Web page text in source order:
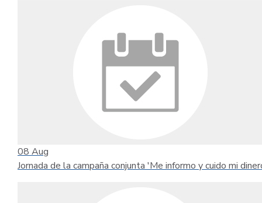
08 Aug
Jornada de la campaña conjunta 'Me informo y cuido mi